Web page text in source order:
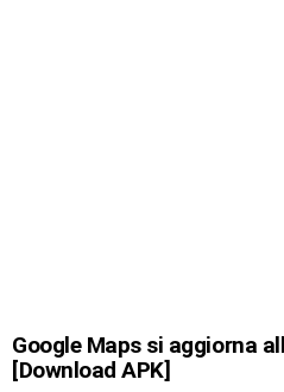
Google Maps si aggiorna
[Download APK]